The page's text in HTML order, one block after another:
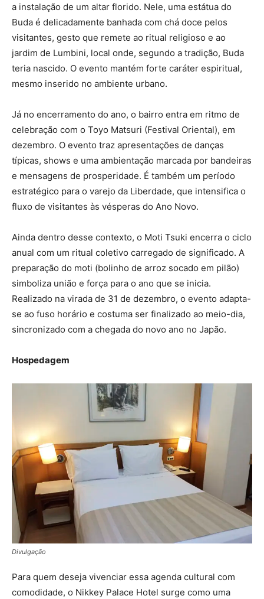
a instalação de um altar florido. Nele, uma estátua do
Buda é delicadamente banhada com chá doce pelos
visitantes, gesto que remete ao ritual religioso e ao
jardim de Lumbini, local onde, segundo a tradição, Buda
teria nascido. O evento mantém forte caráter espiritual,
mesmo inserido no ambiente urbano.
Já no encerramento do ano, o bairro entra em ritmo de
celebração com o Toyo Matsuri (Festival Oriental), em
dezembro. O evento traz apresentações de danças
típicas, shows e uma ambientação marcada por bandeiras
e mensagens de prosperidade. É também um período
estratégico para o varejo da Liberdade, que intensifica o
fluxo de visitantes às vésperas do Ano Novo.
Ainda dentro desse contexto, o Moti Tsuki encerra o ciclo
anual com um ritual coletivo carregado de significado. A
preparação do moti (bolinho de arroz socado em pilão)
simboliza união e força para o ano que se inicia.
Realizado na virada de 31 de dezembro, o evento adapta-
se ao fuso horário e costuma ser finalizado ao meio-dia,
sincronizado com a chegada do novo ano no Japão.
Hospedagem
Divulgação
Para quem deseja vivenciar essa agenda cultural com
comodidade, o Nikkey Palace Hotel surge como uma